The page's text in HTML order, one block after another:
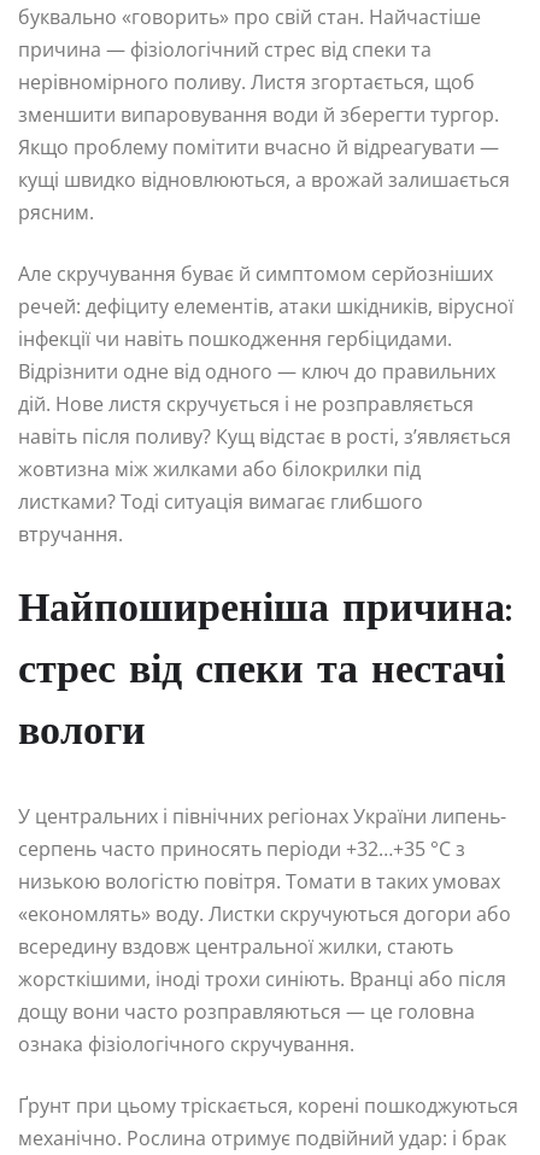
буквально «говорить» про свій стан. Найчастіше
причина — фізіологічний стрес від спеки та
нерівномірного поливу. Листя згортається, щоб
зменшити випаровування води й зберегти тургор.
Якщо проблему помітити вчасно й відреагувати —
кущі швидко відновлюються, а врожай залишається
рясним.
Але скручування буває й симптомом серйозніших
речей: дефіциту елементів, атаки шкідників, вірусної
інфекції чи навіть пошкодження гербіцидами.
Відрізнити одне від одного — ключ до правильних
дій. Нове листя скручується і не розправляється
навіть після поливу? Кущ відстає в рості, з’являється
жовтизна між жилками або білокрилки під
листками? Тоді ситуація вимагає глибшого
втручання.
Найпоширеніша причина:
стрес від спеки та нестачі
вологи
У центральних і північних регіонах України липень-
серпень часто приносять періоди +32…+35 °C з
низькою вологістю повітря. Томати в таких умовах
«економлять» воду. Листки скручуються догори або
всередину вздовж центральної жилки, стають
жорсткішими, іноді трохи синіють. Вранці або після
дощу вони часто розправляються — це головна
ознака фізіологічного скручування.
Ґрунт при цьому тріскається, корені пошкоджуються
механічно. Рослина отримує подвійний удар: і брак